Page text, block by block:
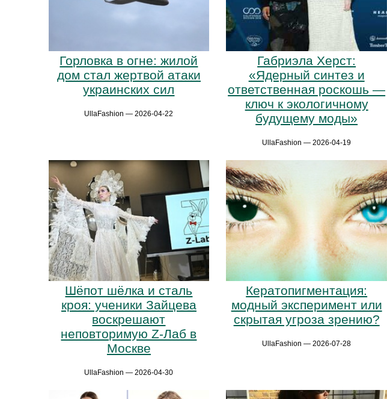
Горловка в огне: жилой
дом стал жертвой атаки
украинских сил
UllaFashion — 2026-04-22
Габриэла Херст:
«Ядерный синтез и
ответственная роскошь —
ключ к экологичному
будущему моды»
UllaFashion — 2026-04-19
Шёпот шёлка и сталь
кроя: ученики Зайцева
воскрешают
неповторимую Z-Лаб в
Москве
UllaFashion — 2026-04-30
Кератопигментация:
модный эксперимент или
скрытая угроза зрению?
UllaFashion — 2026-07-28